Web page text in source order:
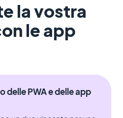
la vostra
le app
delle PWA e delle app